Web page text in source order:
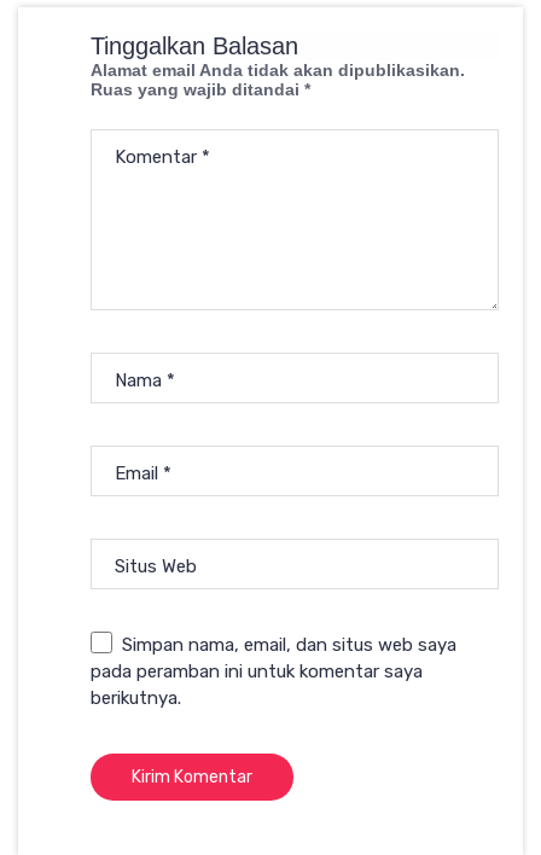
Tinggalkan Balasan
Alamat email Anda tidak akan dipublikasikan.
Ruas yang wajib ditandai *
Komentar *
Nama *
Email *
Situs Web
Simpan nama, email, dan situs web saya
pada peramban ini untuk komentar saya
berikutnya.